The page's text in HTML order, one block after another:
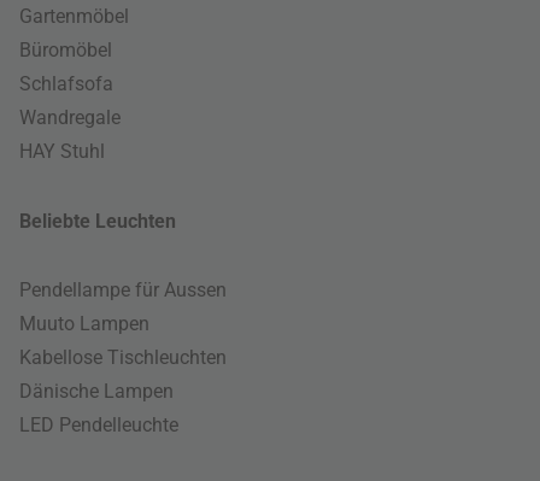
Gartenmöbel
Büromöbel
Schlafsofa
Wandregale
HAY Stuhl
Beliebte Leuchten
Pendellampe für Aussen
Muuto Lampen
Kabellose Tischleuchten
Dänische Lampen
LED Pendelleuchte